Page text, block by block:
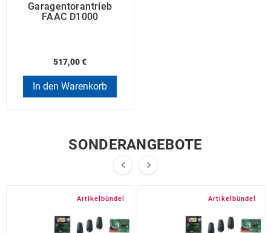
Garagentorantrieb
FAAC D1000
517,00 €
In den Warenkorb
SONDERANGEBOTE
 
Artikelbündel Artikelbündel